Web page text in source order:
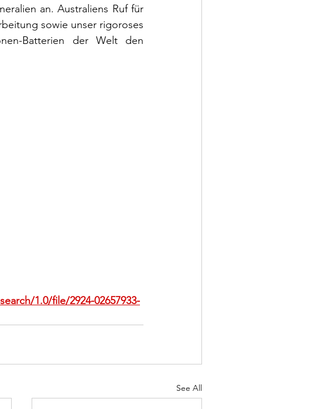
an. Australiens Ruf für
sowie unser rigoroses
Batterien der Welt den
1.0/file/2924-02657933-
See All